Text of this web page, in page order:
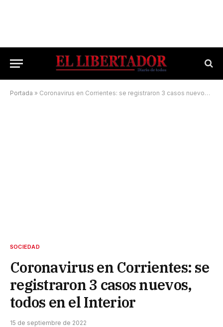
Portada » Coronavirus en Corrientes: se registraron 3 casos nuevos, todos en el Interior
SOCIEDAD
Coronavirus en Corrientes: se
registraron 3 casos nuevos,
todos en el Interior
15 de septiembre de 2022